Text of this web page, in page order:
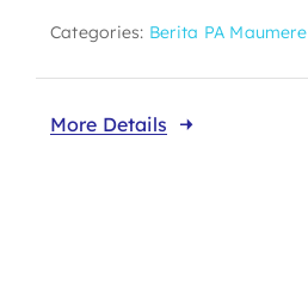
Categories: Berita PA Maumere
More Details